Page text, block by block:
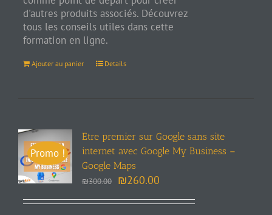
d'autres produits associés. Découvrez
tous les conseils utiles dans cette
formation en ligne.
Ajouter au panier Details
Promo !
Etre premier sur Google sans site
internet avec Google My Business –
Google Maps
₪300.00 ₪260.00